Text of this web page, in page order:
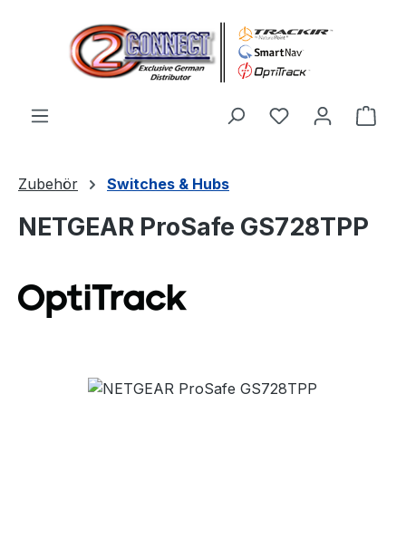
Zum Hauptinhalt springen
Du hast 0
Zubehör Switches & Hubs
NETGEAR ProSafe GS728TPP
Bildergalerie überspringen